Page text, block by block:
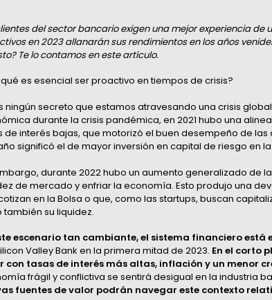
del sector bancario exigen una mejor experiencia de
en 2023 allanarán sus rendimientos en los años
Te lo contamos en este artículo.
es esencial ser proactivo en tiempos de crisis?
ningún secreto que estamos atravesando una crisis
durante la crisis pandémica, en 2021 hubo una
de interés bajas, que motorizó el buen desempeño de
significó el de mayor inversión en capital de riesgo en
durante 2022 hubo un aumento generalizado de
de mercado y enfriar la economía. Esto produjo una
en la Bolsa o que, como las startups, buscan
también su liquidez.
escenario tan cambiante, el sistema financiero está
Valley Bank en la primera mitad de 2023. En el corto
con tasas de interés más altas, inflación y un menor
frágil y conflictiva se sentirá desigual en la industria
fuentes de valor podrán navegar este contexto